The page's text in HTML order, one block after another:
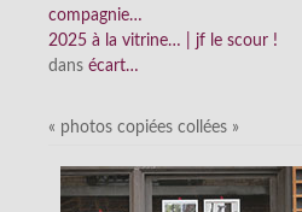
compagnie…
2025 à la vitrine… | jf le scour !
dans écart…
« photos copiées collées »